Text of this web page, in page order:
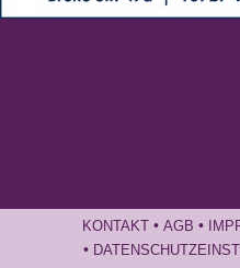
KONTAKT • AGB •
•